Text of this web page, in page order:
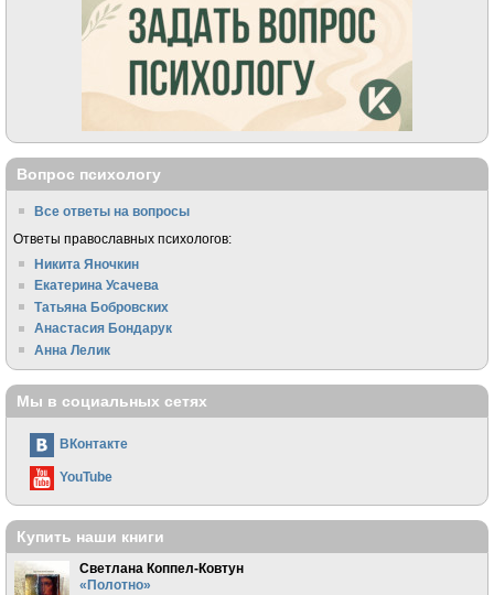
Вопрос психологу
Все ответы на вопросы
Ответы православных психологов:
Никита Яночкин
Екатерина Усачева
Татьяна Бобровских
Анастасия Бондарук
Анна Лелик
Мы в социальных сетях
ВКонтакте
YouTube
Купить наши книги
Светлана Коппел-Ковтун
«Полотно»